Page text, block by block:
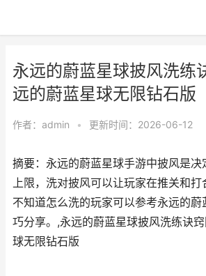
永远的蔚蓝星球披风洗练
远的蔚蓝星球无限钻石版
作者： admin • 更新时间：2026-06-12
摘要：永远的蔚蓝星球手游中披风是决
上限，洗对披风可以让玩家在推关和打
不知道怎么洗的玩家可以参考永远的蔚
巧分享。,永远的蔚蓝星球披风洗练诀
球无限钻石版